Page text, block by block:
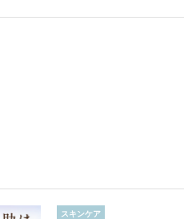
スキンケア